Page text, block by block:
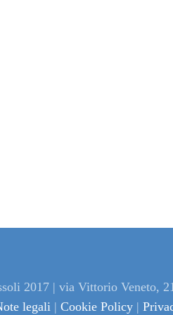
2017 | via Vittorio Veneto,
legali | Cookie Policy |